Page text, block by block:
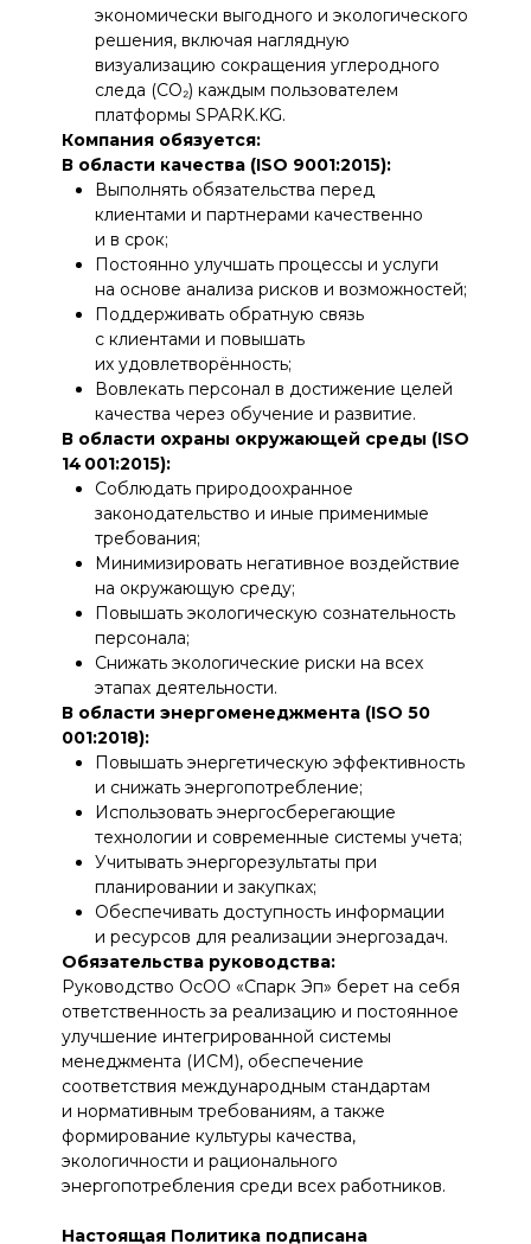
Вовлекать персонал в достижение целей
качества через обучение и развитие.
В области охраны окружающей среды (ISO
Соблюдать природоохранное
законодательство и иные применимые
требования;
Минимизировать негативное воздействие
на окружающую среду;
Повышать экологическую сознательность
Снижать экологические риски на всех
этапах деятельности.
В области энергоменеджмента (ISO 50
001:2018):
Повышать энергетическую эффективность
и снижать энергопотребление;
Использовать энергосберегающие
технологии и современные системы учета;
Учитывать энергорезультаты при
планировании и закупках;
Обеспечивать доступность информации
и ресурсов для реализации энергозадач.
Обязательства руководства:
Руководство ОсОО «Спарк Эп» берет на себя
ответственность за реализацию и постоянное
улучшение интегрированной системы
соответствия международным стандартам
и нормативным требованиям, а также
формирование культуры качества,
экологичности и рационального
энергопотребления среди всех работников.
генеральным директором ОсОО «Спарк
Эп» 15.01.2025 г.